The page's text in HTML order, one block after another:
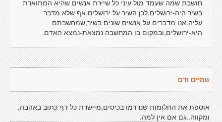
חושבת שמה שעמד מול עיני כל שיירת אנשים שהיא המתוארת
בשיר היה-ירושלים.לכן השיר על ירושלים,אף שלא מדבר
עליה.אנו מדברים על אנשים שונים בשיר,שמחשבתם
היא-ירושלים,ובמקום בו המחשבה נמצאת-נמצא האדם.
שמיים ודם
אוספת את החלומות שנרדמו בכיסים,מיישרת כל דף כתוב באהבה,
ומקווה..גם אם אין למה.